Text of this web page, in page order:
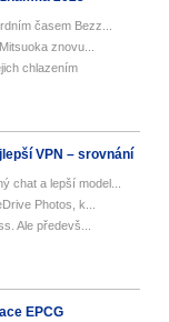
časem Bezz...
znovu...
chlazením
VPN – srovnání
chat a lepší model...
Photos, k...
Ale předevš...
EPCG